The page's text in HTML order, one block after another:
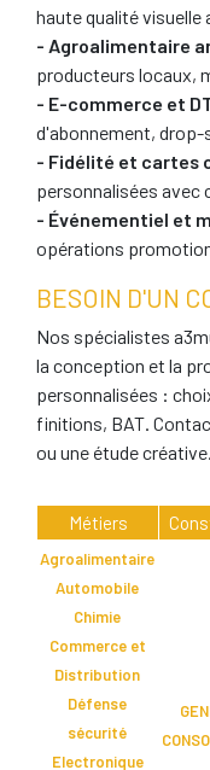
haute qualité visuelle
- Agroalimentaire
producteurs locaux,
- E-commerce et
d'abonnement, drop-
- Fidélité et cartes
personnalisées avec
- Événementiel et
opérations
BESOIN D'UN
Nos spécialistes
la conception et la
personnalisées :
finitions, BAT.
ou une étude créative.
Métiers
Agroalimentaire
Automobile
Chimie
Commerce et
Distribution
Défense
sécurité
Electronique